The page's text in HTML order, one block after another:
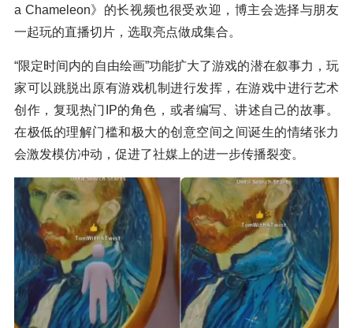
a Chameleon》的长视频也很受欢迎，博主会选择与朋友
一起玩的直播切片，选取亮点做成集合。
“限定时间内的自由绘画”功能扩大了游戏的潜在叙事力，玩
家可以跳脱出原有游戏机制进行发挥，在游戏中进行艺术
创作，复现热门IP的角色，或者编写、讲述自己的故事。
在极低的理解门槛和极大的创意空间之间诞生的情绪张力
会激发模仿冲动，促进了社媒上的进一步传播裂变。